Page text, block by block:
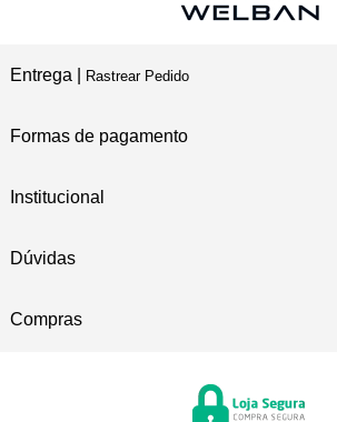
Entrega | Rastrear Pedido
Formas de pagamento
Institucional
Dúvidas
Compras